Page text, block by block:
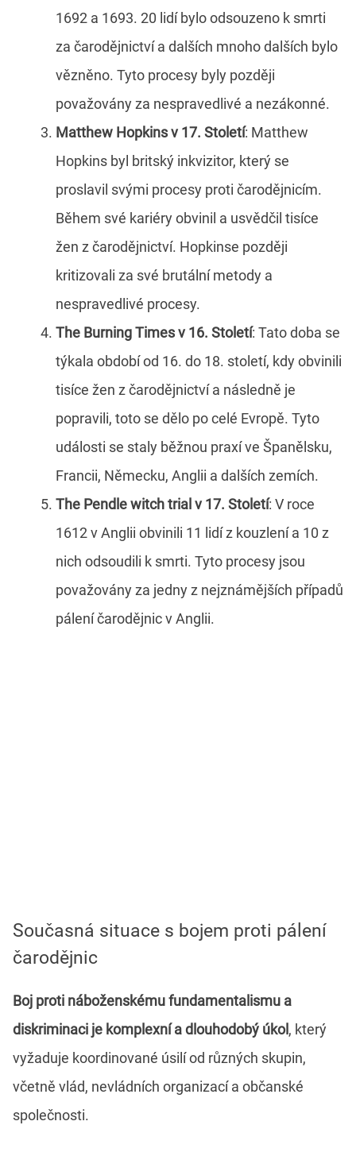
1692 a 1693. 20 lidí bylo odsouzeno k smrti
za čarodějnictví a dalších mnoho dalších bylo
vězněno. Tyto procesy byly později
považovány za nespravedlivé a nezákonné.
Matthew Hopkins v 17. Století: Matthew
Hopkins byl britský inkvizitor, který se
proslavil svými procesy proti čarodějnicím.
Během své kariéry obvinil a usvědčil tisíce
žen z čarodějnictví. Hopkinse později
kritizovali za své brutální metody a
nespravedlivé procesy.
The Burning Times v 16. Století: Tato doba se
týkala období od 16. do 18. století, kdy obvinili
tisíce žen z čarodějnictví a následně je
popravili, toto se dělo po celé Evropě. Tyto
události se staly běžnou praxí ve Španělsku,
Francii, Německu, Anglii a dalších zemích.
The Pendle witch trial v 17. Století: V roce
1612 v Anglii obvinili 11 lidí z kouzlení a 10 z
nich odsoudili k smrti. Tyto procesy jsou
považovány za jedny z nejznámějších případů
pálení čarodějnic v Anglii.
Současná situace s bojem proti pálení
čarodějnic
Boj proti náboženskému fundamentalismu a
diskriminaci je komplexní a dlouhodobý úkol, který
vyžaduje koordinované úsilí od různých skupin,
včetně vlád, nevládních organizací a občanské
společnosti.